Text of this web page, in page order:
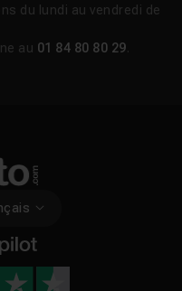
du lundi au vendredi de
au 01 84 80 80 29